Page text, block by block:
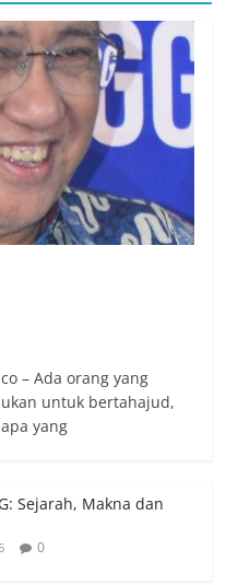
– Ada orang yang
untuk bertahajud,
yang
Sejarah, Makna dan
0